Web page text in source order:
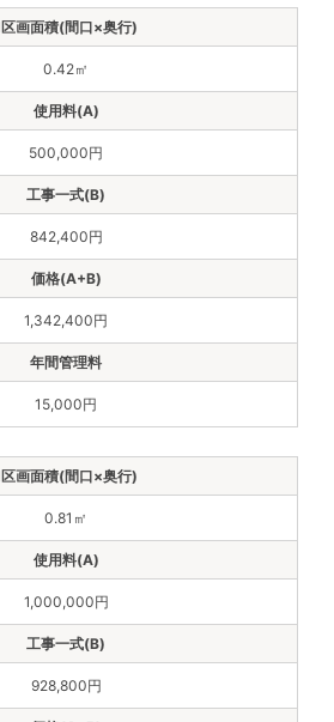
0.42㎡
500,000円
842,400円
1,342,400円
15,000円
0.81㎡
1,000,000円
928,800円